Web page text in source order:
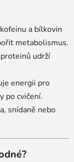
a bílkovin
metabolismus.
udrží
energii pro
po cvičení.
snídaně nebo